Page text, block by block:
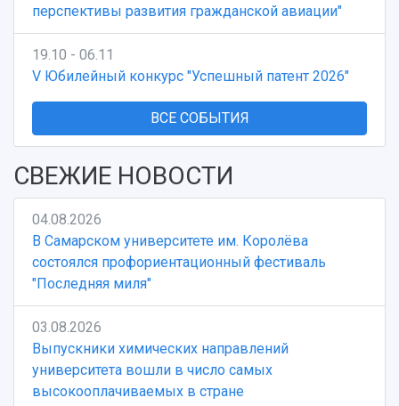
перспективы развития гражданской авиации"
19.10 - 06.11
V Юбилейный конкурс "Успешный патент 2026"
ВСЕ СОБЫТИЯ
СВЕЖИЕ НОВОСТИ
04.08.2026
В Самарском университете им. Королёва
состоялся профориентационный фестиваль
"Последняя миля"
03.08.2026
Выпускники химических направлений
университета вошли в число самых
высокооплачиваемых в стране